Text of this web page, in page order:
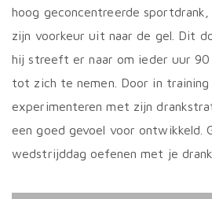
hoog geconcentreerde
zijn voorkeur uit naar de gel. Dit
hij streeft er naar om ieder uur 90
tot zich te nemen. Door in
experimenteren met zijn
een goed gevoel voor ontwikkeld.
wedstrijddag oefenen met je